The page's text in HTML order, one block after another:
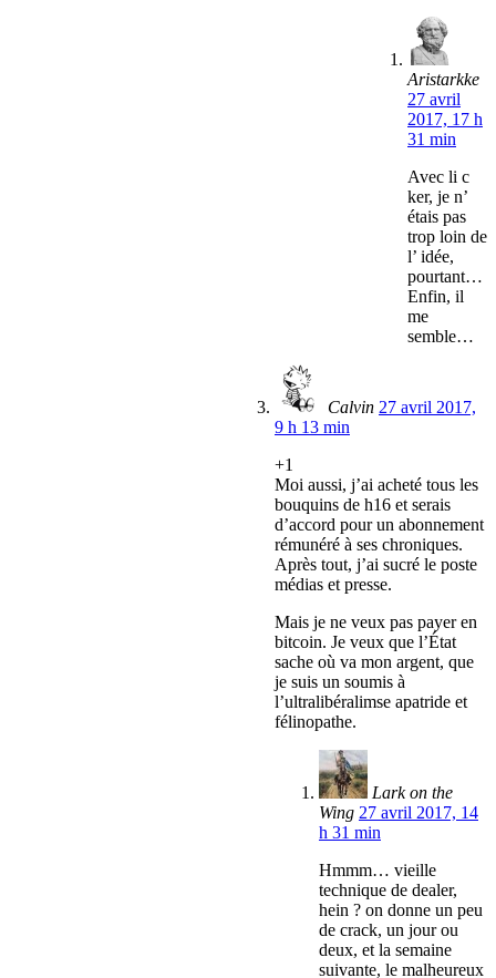
Aristarkke
27 avril
2017, 17 h
31 min
Avec li c
ker, je n’
étais pas
trop loin de
l’ idée,
pourtant…
Enfin, il
me
semble…
Calvin 27 avril 2017,
9 h 13 min
+1
Moi aussi, j’ai acheté tous les
bouquins de h16 et serais
d’accord pour un abonnement
rémunéré à ses chroniques.
Après tout, j’ai sucré le poste
médias et presse.
Mais je ne veux pas payer en
bitcoin. Je veux que l’État
sache où va mon argent, que
je suis un soumis à
l’ultralibéralimse apatride et
félinopathe.
Lark on the
Wing 27 avril 2017, 14
h 31 min
Hmmm… vieille
technique de dealer,
hein ? on donne un peu
de crack, un jour ou
deux, et la semaine
suivante, le malheureux